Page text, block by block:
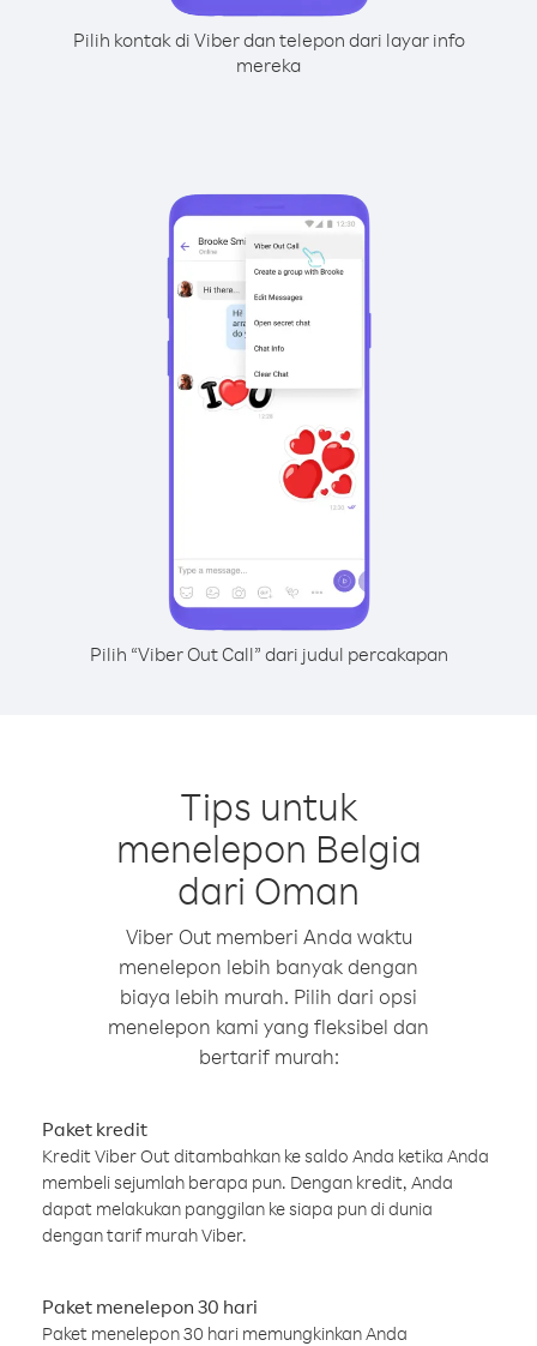
Pilih kontak di Viber dan telepon dari layar info
mereka
Pilih “Viber Out Call” dari judul percakapan
Tips untuk
menelepon Belgia
dari Oman
Viber Out memberi Anda waktu
menelepon lebih banyak dengan
biaya lebih murah. Pilih dari opsi
menelepon kami yang fleksibel dan
bertarif murah:
Paket kredit
Kredit Viber Out ditambahkan ke saldo Anda ketika Anda
membeli sejumlah berapa pun. Dengan kredit, Anda
dapat melakukan panggilan ke siapa pun di dunia
dengan tarif murah Viber.
Paket menelepon 30 hari
Paket menelepon 30 hari memungkinkan Anda